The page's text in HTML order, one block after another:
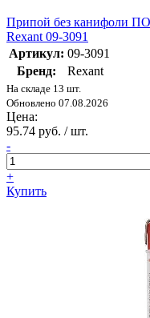
Припой без канифоли
Rexant 09-3091
Артикул: 09-3091
Бренд:
Rexant
На складе 13 шт.
Обновлено 07.08.2026
Цена:
95.74 руб. / шт.
-
+
Купить